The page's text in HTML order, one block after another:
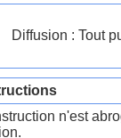
Diffusion : Tout
n'est